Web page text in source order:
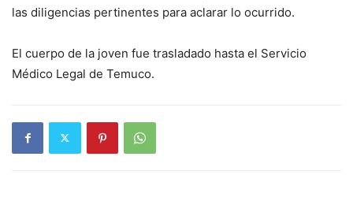
las diligencias pertinentes para aclarar lo ocurrido.
El cuerpo de la joven fue trasladado hasta el Servicio
Médico Legal de Temuco.